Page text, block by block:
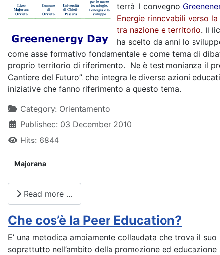
terrà il convegno
Energie rinnovabili verso
tra nazione e territorio. Il
ha scelto da anni lo
come asse formativo fondamentale e come tema di
proprio territorio di riferimento. Ne è testimonianza il
Cantiere del Futuro”, che integra le diverse azioni
iniziative che fanno riferimento a questo tema.
DetailsCategory: Orientamento
Published: 03 December 2010
Hits: 6844
Majorana
Read more …
Che cos’è la Peer Education?
E’ una metodica ampiamente collaudata che trova il suo
soprattutto nell’ambito della promozione ed educazione